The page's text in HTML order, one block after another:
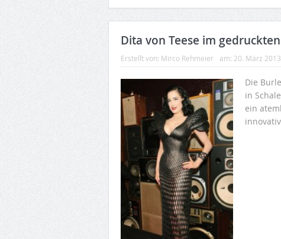
Dita von Teese im
Erstellt von: Mirco Rehmeier am: 20. März 2013
Die
in
ein